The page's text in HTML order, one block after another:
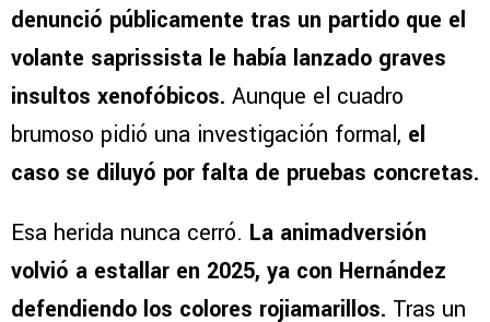
denunció públicamente tras un partido que el
volante saprissista le había lanzado graves
insultos xenofóbicos. Aunque el cuadro
brumoso pidió una investigación formal, el
caso se diluyó por falta de pruebas concretas.
Esa herida nunca cerró. La animadversión
volvió a estallar en 2025, ya con Hernández
defendiendo los colores rojiamarillos. Tras un